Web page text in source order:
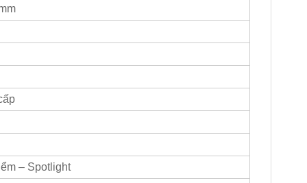
– Spotlight